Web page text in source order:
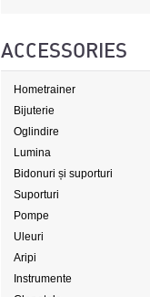
ACCESSORIES
Hometrainer
Bijuterie
Oglindire
Lumina
Bidonuri și suporturi
Suporturi
Pompe
Uleuri
Aripi
Instrumente